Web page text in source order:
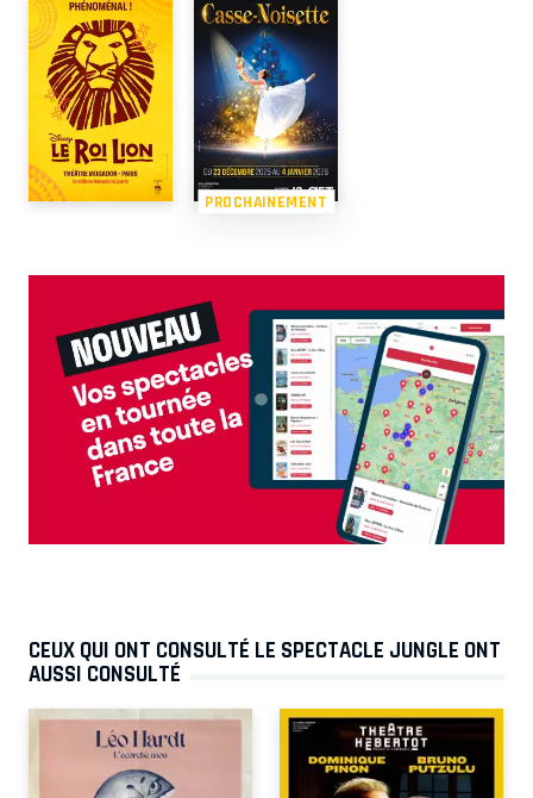
PROCHAINEMENT
CEUX QUI ONT CONSULTÉ LE SPECTACLE JUNGLE ONT
AUSSI CONSULTÉ